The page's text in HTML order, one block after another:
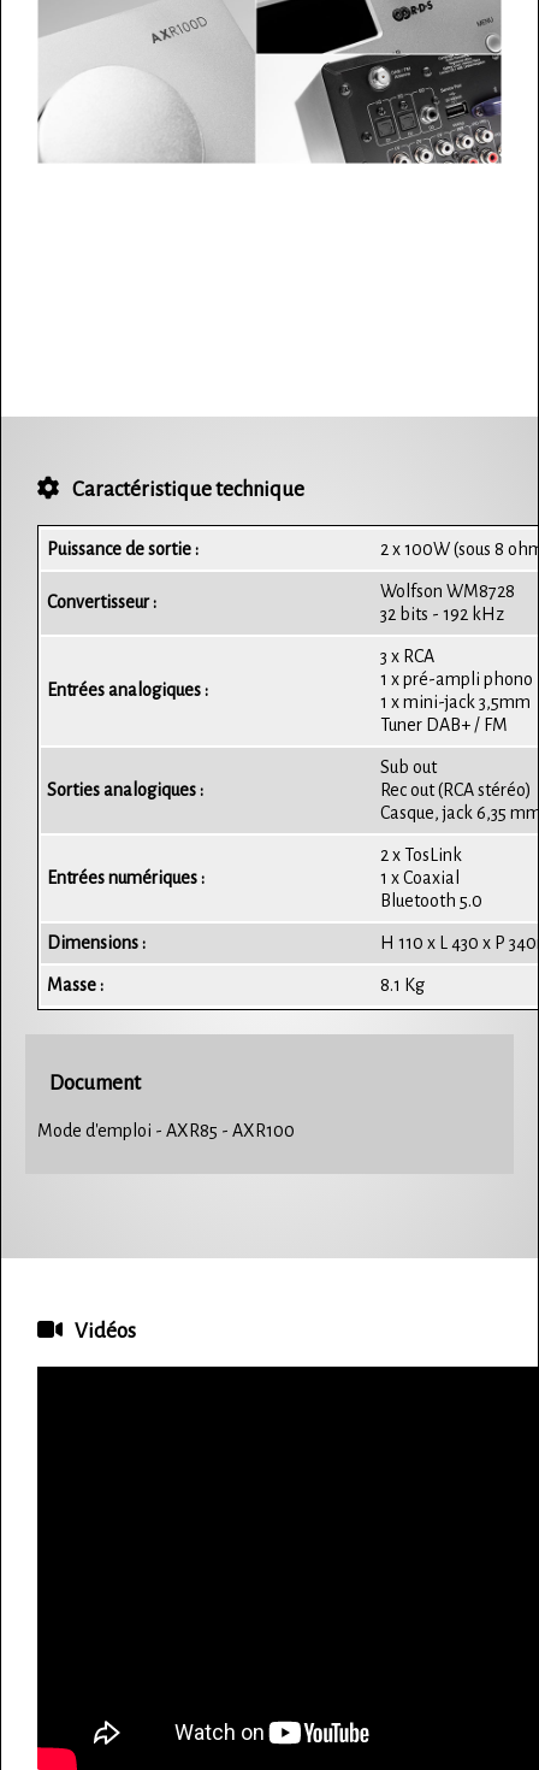
Caractéristique technique
Puissance de sortie : 2 x 100W (sous 8
Convertisseur :
Wolfson WM8728
32 bits - 192 kHz
Entrées analogiques :
3 x RCA
1 x pré-ampli phono
1 x mini-jack 3,5mm
Tuner DAB+ / FM
Sorties analogiques :
Sub out
Rec out (RCA stéréo)
Casque, jack 6,35
Entrées numériques :
2 x TosLink
1 x Coaxial
Bluetooth 5.0
Dimensions : H 110 x L 430 x P
Masse : 8.1 Kg
Document
Mode d'emploi - AXR85 - AXR100
Vidéos